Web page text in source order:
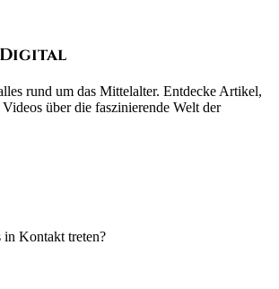
rund um das Mittelalter. Entdecke Artikel,
über die faszinierende Welt der
in Kontakt treten?